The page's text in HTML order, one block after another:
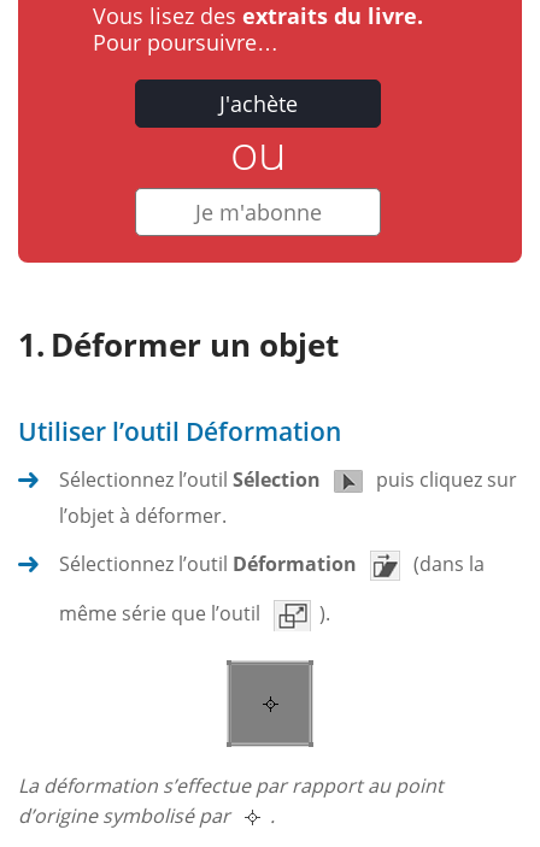
Vous lisez des extraits du livre.
Pour poursuivre…
J'achète
ou
Je m'abonne
Déformer un objet
Utiliser l’outil Déformation
Sélectionnez l’outil Sélection
puis cliquez sur
l’objet à déformer.
Sélectionnez l’outil Déformation
(dans la
même série que l’outil
).
La déformation s’effectue par rapport au point
d’origine symbolisé par
.